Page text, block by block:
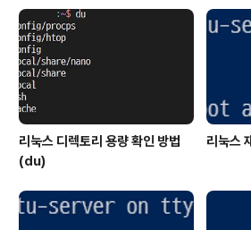
2019년 11월 4일 이후에 빌드된 latest는 그대로 사
도 됩니다. 기존 사용 중인 컨테이너가 존재하면 먼저
하고 진행합니..
리눅스 디렉토리 용량 확인 방법
(du)
리눅스